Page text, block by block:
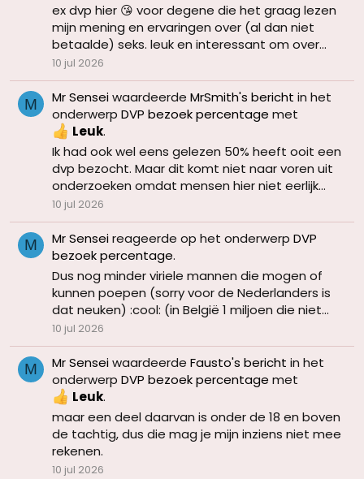
ex dvp hier 😘 voor degene die het graag lezen
mijn mening en ervaringen over (al dan niet
betaalde) seks. leuk en interessant om over...
10 jul 2026
M Mr Senseiwaardeerde MrSmith's bericht in het
onderwerp DVP bezoek percentage met
Leuk.
Ik had ook wel eens gelezen 50% heeft ooit een
dvp bezocht. Maar dit komt niet naar voren uit
onderzoeken omdat mensen hier niet eerlijk...
10 jul 2026
M Mr Senseireageerde op het onderwerp DVP
bezoek percentage.
Dus nog minder viriele mannen die mogen of
kunnen poepen (sorry voor de Nederlanders is
dat neuken) :cool: (in België 1 miljoen die niet...
10 jul 2026
M Mr Senseiwaardeerde Fausto's bericht in het
onderwerp DVP bezoek percentage met
Leuk.
maar een deel daarvan is onder de 18 en boven
de tachtig, dus die mag je mijn inziens niet mee
rekenen.
10 jul 2026